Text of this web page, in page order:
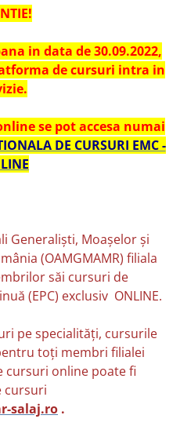
in data de 30.09.2022,
de cursuri intra in
se pot accesa numai
DE CURSURI EMC -
Generaliști, Moașelor și
(OAMGMAMR) filiala
săi cursuri de
(EPC) exclusiv ONLINE.
pe specialități, cursurile
toți membri filialei
cursuri online poate fi
cursuri
salaj.ro .